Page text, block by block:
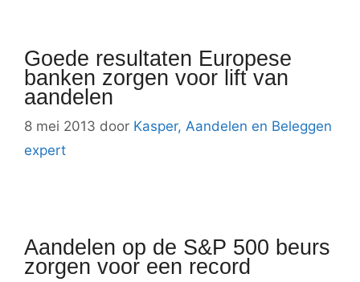
Goede resultaten Europese
banken zorgen voor lift van
aandelen
8 mei 2013 door Kasper, Aandelen en Beleggen
expert
Aandelen op de S&P 500 beurs
zorgen voor een record